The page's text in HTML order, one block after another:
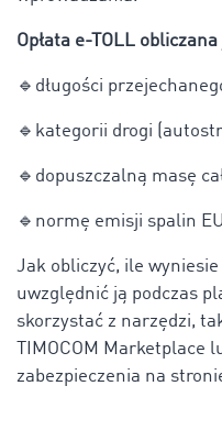
Opłata e-TOLL
🔹 długości
🔹 kategorii drogi
🔹 dopuszczalną masę
🔹 normę emisji spalin
Jak obliczyć, ile wyniesie
uwzględnić ją podczas
skorzystać z narzędzi,
TIMOCOM Marketplace
zabezpieczenia na